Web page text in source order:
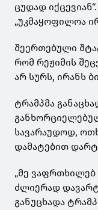
ცუდად
„უკმაყოფილოა
შეერთებული
რომ რეჟიმის
არ სურს, ირანს
ტრამპმა
სავარაუდოდ,
დამატებით
„მე ვაფრთხილებ
ძლიერად
განუცხადა